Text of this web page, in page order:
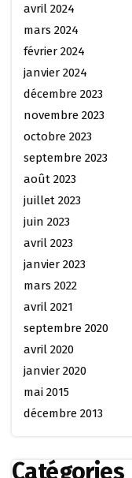
avril 2024
mars 2024
février 2024
janvier 2024
décembre 2023
novembre 2023
octobre 2023
septembre 2023
août 2023
juillet 2023
juin 2023
avril 2023
janvier 2023
mars 2022
avril 2021
septembre 2020
avril 2020
janvier 2020
mai 2015
décembre 2013
Catégories